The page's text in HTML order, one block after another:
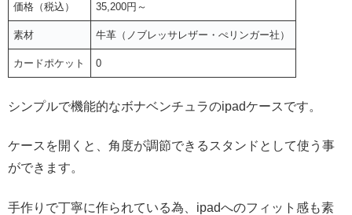
価格（税込） 35,200円～
素材 牛革（ノブレッサレザー・ぺリンガー社）
カードポケット 0
シンプルで機能的なボナベンチュラのipadケースです。
ケースを開くと、角度が調節できるスタンドとして使う事
ができます。
手作りで丁寧に作られている為、ipadへのフィット感も素